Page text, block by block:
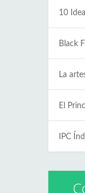
10
Black
La
El
IPC